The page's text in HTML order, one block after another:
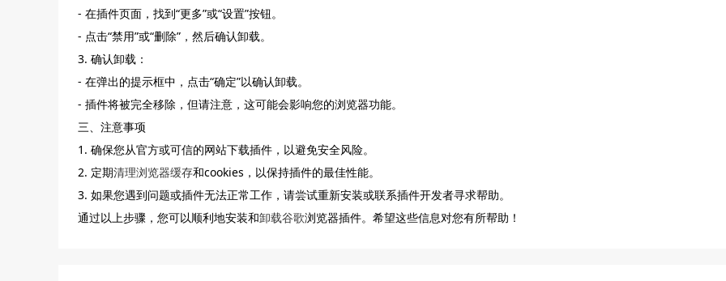
- 在插件页面，找到“更多”或“设置”按钮。
- 点击“禁用”或“删除”，然后确认卸载。
3. 确认卸载：
- 在弹出的提示框中，点击“确定”以确认卸载。
- 插件将被完全移除，但请注意，这可能会影响您的浏览器功能。
三、注意事项
1. 确保您从官方或可信的网站下载插件，以避免安全风险。
2. 定期清理浏览器缓存和cookies，以保持插件的最佳性能。
3. 如果您遇到问题或插件无法正常工作，请尝试重新安装或联系插件开发者寻求帮助。
通过以上步骤，您可以顺利地安装和卸载谷歌浏览器插件。希望这些信息对您有所帮助！